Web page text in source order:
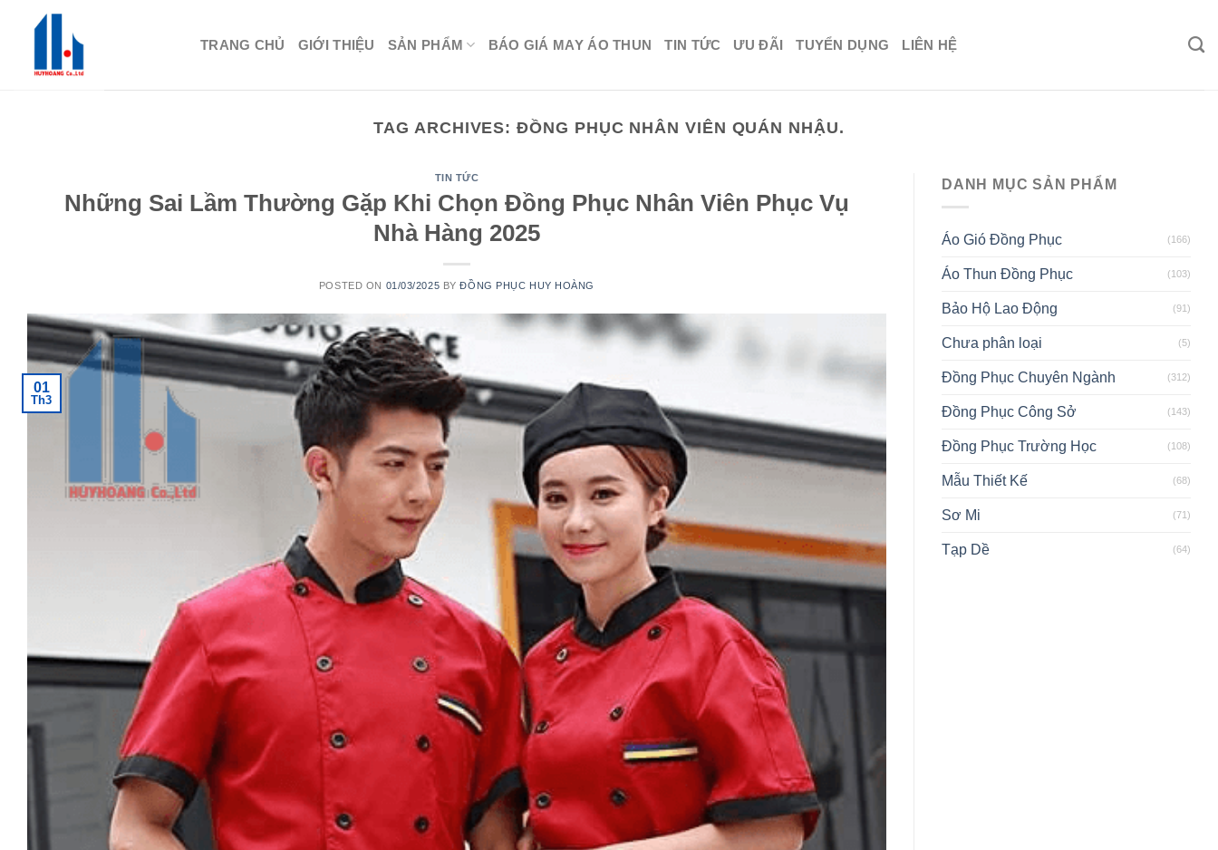
TRANG CHỦ GIỚI THIỆU SẢN PHẨM BÁO GIÁ MAY ÁO THUN TIN TỨC ƯU ĐÃI TUYỂN DỤNG LIÊN HỆ
TAG ARCHIVES:ĐỒNG PHỤC NHÂN VIÊN QUÁN NHẬU.
TIN TỨC
Những Sai Lầm Thường Gặp Khi Chọn Đồng Phục Nhân Viên Phục Vụ
Nhà Hàng 2025
POSTED ON 01/03/2025 BYĐỒNG PHỤC HUY HOÀNG
01
Th3
DANH MỤC SẢN PHẨM
Áo Gió Đồng Phục (166)
Áo Thun Đồng Phục (103)
Bảo Hộ Lao Động (91)
Chưa phân loại (5)
Đồng Phục Chuyên Ngành (312)
Đồng Phục Công Sở (143)
Đồng Phục Trường Học (108)
Mẫu Thiết Kế (68)
Sơ Mi (71)
Tạp Dề (64)